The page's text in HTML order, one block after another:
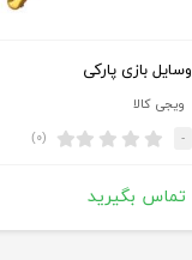
وسایل بازی پارکی
ویجی کالا
- (۰)
تماس بگیرید